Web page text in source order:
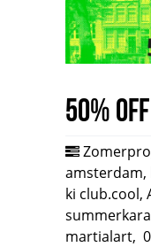
50%
amsterdam,
ki club.cool,
martialart,